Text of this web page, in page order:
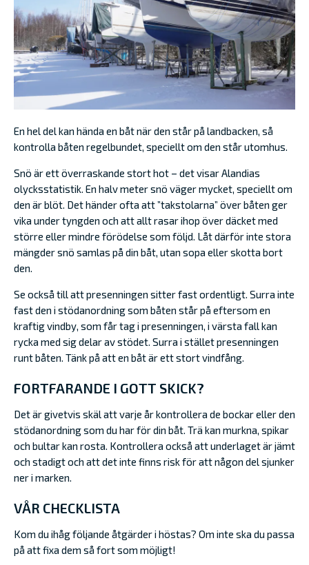
En hel del kan hända en båt när den står på landbacken, så
kontrolla båten regelbundet, speciellt om den står utomhus.
Snö är ett överraskande stort hot – det visar Alandias
olycksstatistik. En halv meter snö väger mycket, speciellt om
den är blöt. Det händer ofta att ”takstolarna” över båten ger
vika under tyngden och att allt rasar ihop över däcket med
större eller mindre förödelse som följd. Låt därför inte stora
mängder snö samlas på din båt, utan sopa eller skotta bort
den.
Se också till att presenningen sitter fast ordentligt. Surra inte
fast den i stödanordning som båten står på eftersom en
kraftig vindby, som får tag i presenningen, i värsta fall kan
rycka med sig delar av stödet. Surra i stället presenningen
runt båten. Tänk på att en båt är ett stort vindfång.
FORTFARANDE I GOTT SKICK?
Det är givetvis skäl att varje år kontrollera de bockar eller den
stödanordning som du har för din båt. Trä kan murkna, spikar
och bultar kan rosta. Kontrollera också att underlaget är jämt
och stadigt och att det inte finns risk för att någon del sjunker
ner i marken.
VÅR CHECKLISTA
Kom du ihåg följande åtgärder i höstas? Om inte ska du passa
på att fixa dem så fort som möjligt!